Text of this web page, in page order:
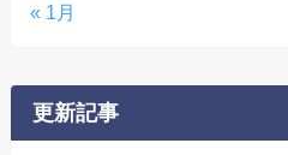
« 1月
更新記事